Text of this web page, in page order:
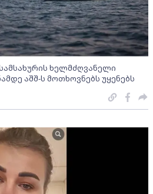
ხელმძღვანელი
აშშ-ს მოთხოვნებს უყენებს